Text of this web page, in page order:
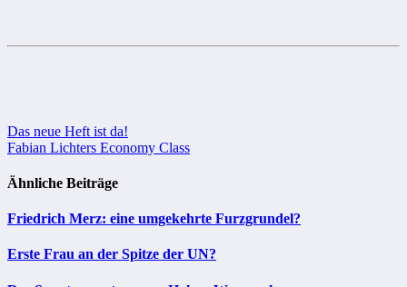
Beitragsnavigation
Das neue Heft ist da!
Fabian Lichters Economy Class
Ähnliche Beiträge
Friedrich Merz: eine umgekehrte Furzgrundel?
Erste Frau an der Spitze der UN?